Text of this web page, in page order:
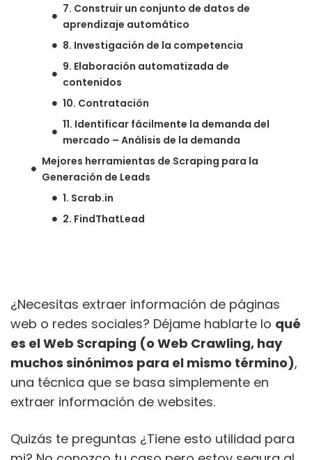
7. Construir un conjunto de datos de
aprendizaje automático
8. Investigación de la competencia
9. Elaboración automatizada de
contenidos
10. Contratación
11. Identificar fácilmente la demanda del
mercado – Análisis de la demanda
Mejores herramientas de Scraping para la
Generación de Leads
1. Scrab.in
2. FindThatLead
¿Necesitas extraer información de páginas
web o redes sociales? Déjame hablarte lo qué
es el Web Scraping (o Web Crawling, hay
muchos sinónimos para el mismo término),
una técnica que se basa simplemente en
extraer información de websites.
Quizás te preguntas ¿Tiene esto utilidad para